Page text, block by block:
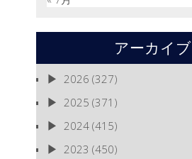
アーカイブ
2026 (327)
2025 (371)
2024(415)
2023 (450)